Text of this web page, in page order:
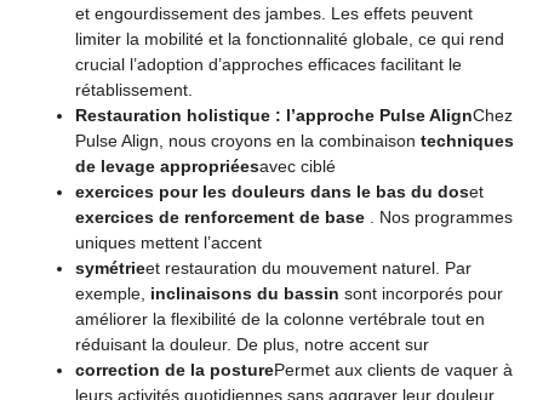
et engourdissement des jambes. Les effets peuvent
limiter la mobilité et la fonctionnalité globale, ce qui rend
crucial l’adoption d’approches efficaces facilitant le
rétablissement.
Restauration holistique : l’approche Pulse AlignChez
Pulse Align, nous croyons en la combinaison techniques
de levage appropriéesavec ciblé
exercices pour les douleurs dans le bas du doset
exercices de renforcement de base . Nos programmes
uniques mettent l’accent
symétrieet restauration du mouvement naturel. Par
exemple, inclinaisons du bassin sont incorporés pour
améliorer la flexibilité de la colonne vertébrale tout en
réduisant la douleur. De plus, notre accent sur
correction de la posturePermet aux clients de vaquer à
leurs activités quotidiennes sans aggraver leur douleur.